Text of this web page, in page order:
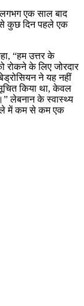
एक साल बाद
कुछ दिन पहले एक
“हम उत्तर के
रोकने के लिए जोरदार
ने यह नहीं
किया था, केवल
लेबनान के स्वास्थ्य
में कम से कम एक